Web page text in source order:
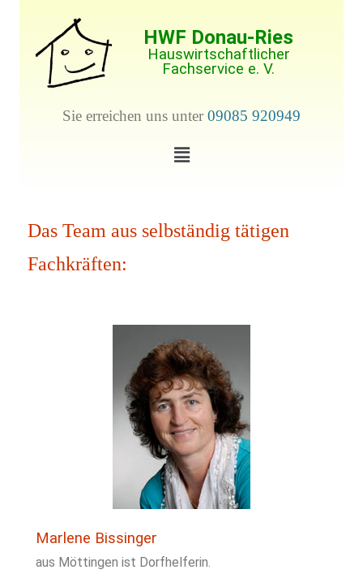
HWF Donau-Ries
Hauswirtschaftlicher
Fachservice e. V.
Sie erreichen uns unter 09085 920949
Das Team aus selbständig tätigen
Fachkräften:
Marlene Bissinger
aus Möttingen ist Dorfhelferin.